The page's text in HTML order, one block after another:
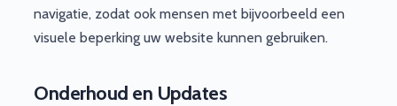
navigatie, zodat ook mensen met bijvoorbeeld een
visuele beperking uw website kunnen gebruiken.
Onderhoud en Updates